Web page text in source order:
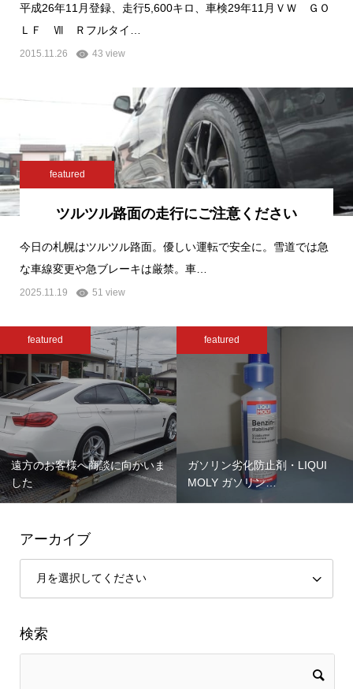
平成26年11月登録、走行5,600キロ、車検29年11月ＶＷ ＧＯ
ＬＦ Ⅶ Ｒフルタイ…
2015.11.26 43 view
featured
ツルツル路面の走行にご注意ください
今日の札幌はツルツル路面。優しい運転で安全に。雪道では急
な車線変更や急ブレーキは厳禁。車…
2025.11.19 51 view
featured
遠方のお客様へ商談に向かいま
した
featured
ガソリン劣化防止剤・LIQUI
MOLY ガソリン…
アーカイブ
検索